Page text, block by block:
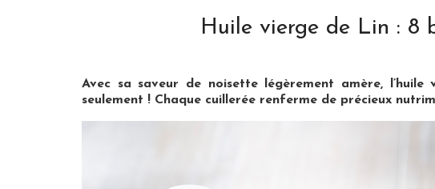
Huile vierge de Lin : 8
Avec sa saveur de noisette légèrement amère,
seulement ! Chaque cuillerée renferme de précieux